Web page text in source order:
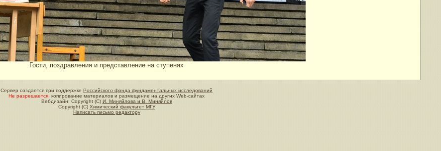
Гости, поздравления и представление на ступенях
Сервер создается при поддержке Российского фонда фундаментальных исследований
Не разрешается копирование материалов и размещение на других Web-сайтах
Вебдизайн: Copyright (C) И. Миняйлова и В. Миняйлов
Copyright (C) Химический факультет МГУ
Написать письмо редактору